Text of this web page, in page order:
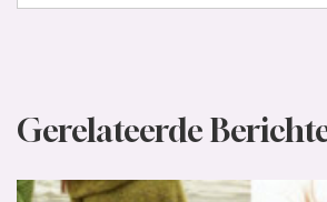
Gerelateerde